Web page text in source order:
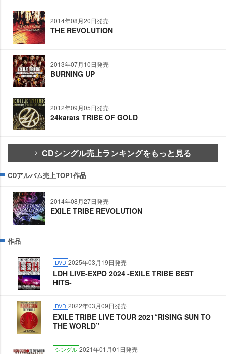
2014年08月20日発売
THE REVOLUTION
2013年07月10日発売
BURNING UP
2012年09月05日発売
24karats TRIBE OF GOLD
CDシングル売上ランキングをもっと見る
CDアルバム売上TOP1作品
2014年08月27日発売
EXILE TRIBE REVOLUTION
作品
DVD 2025年03月19日発売
LDH LIVE-EXPO 2024 -EXILE TRIBE BEST
HITS-
DVD 2022年03月09日発売
EXILE TRIBE LIVE TOUR 2021“RISING SUN TO
THE WORLD”
シングル 2021年01月01日発売